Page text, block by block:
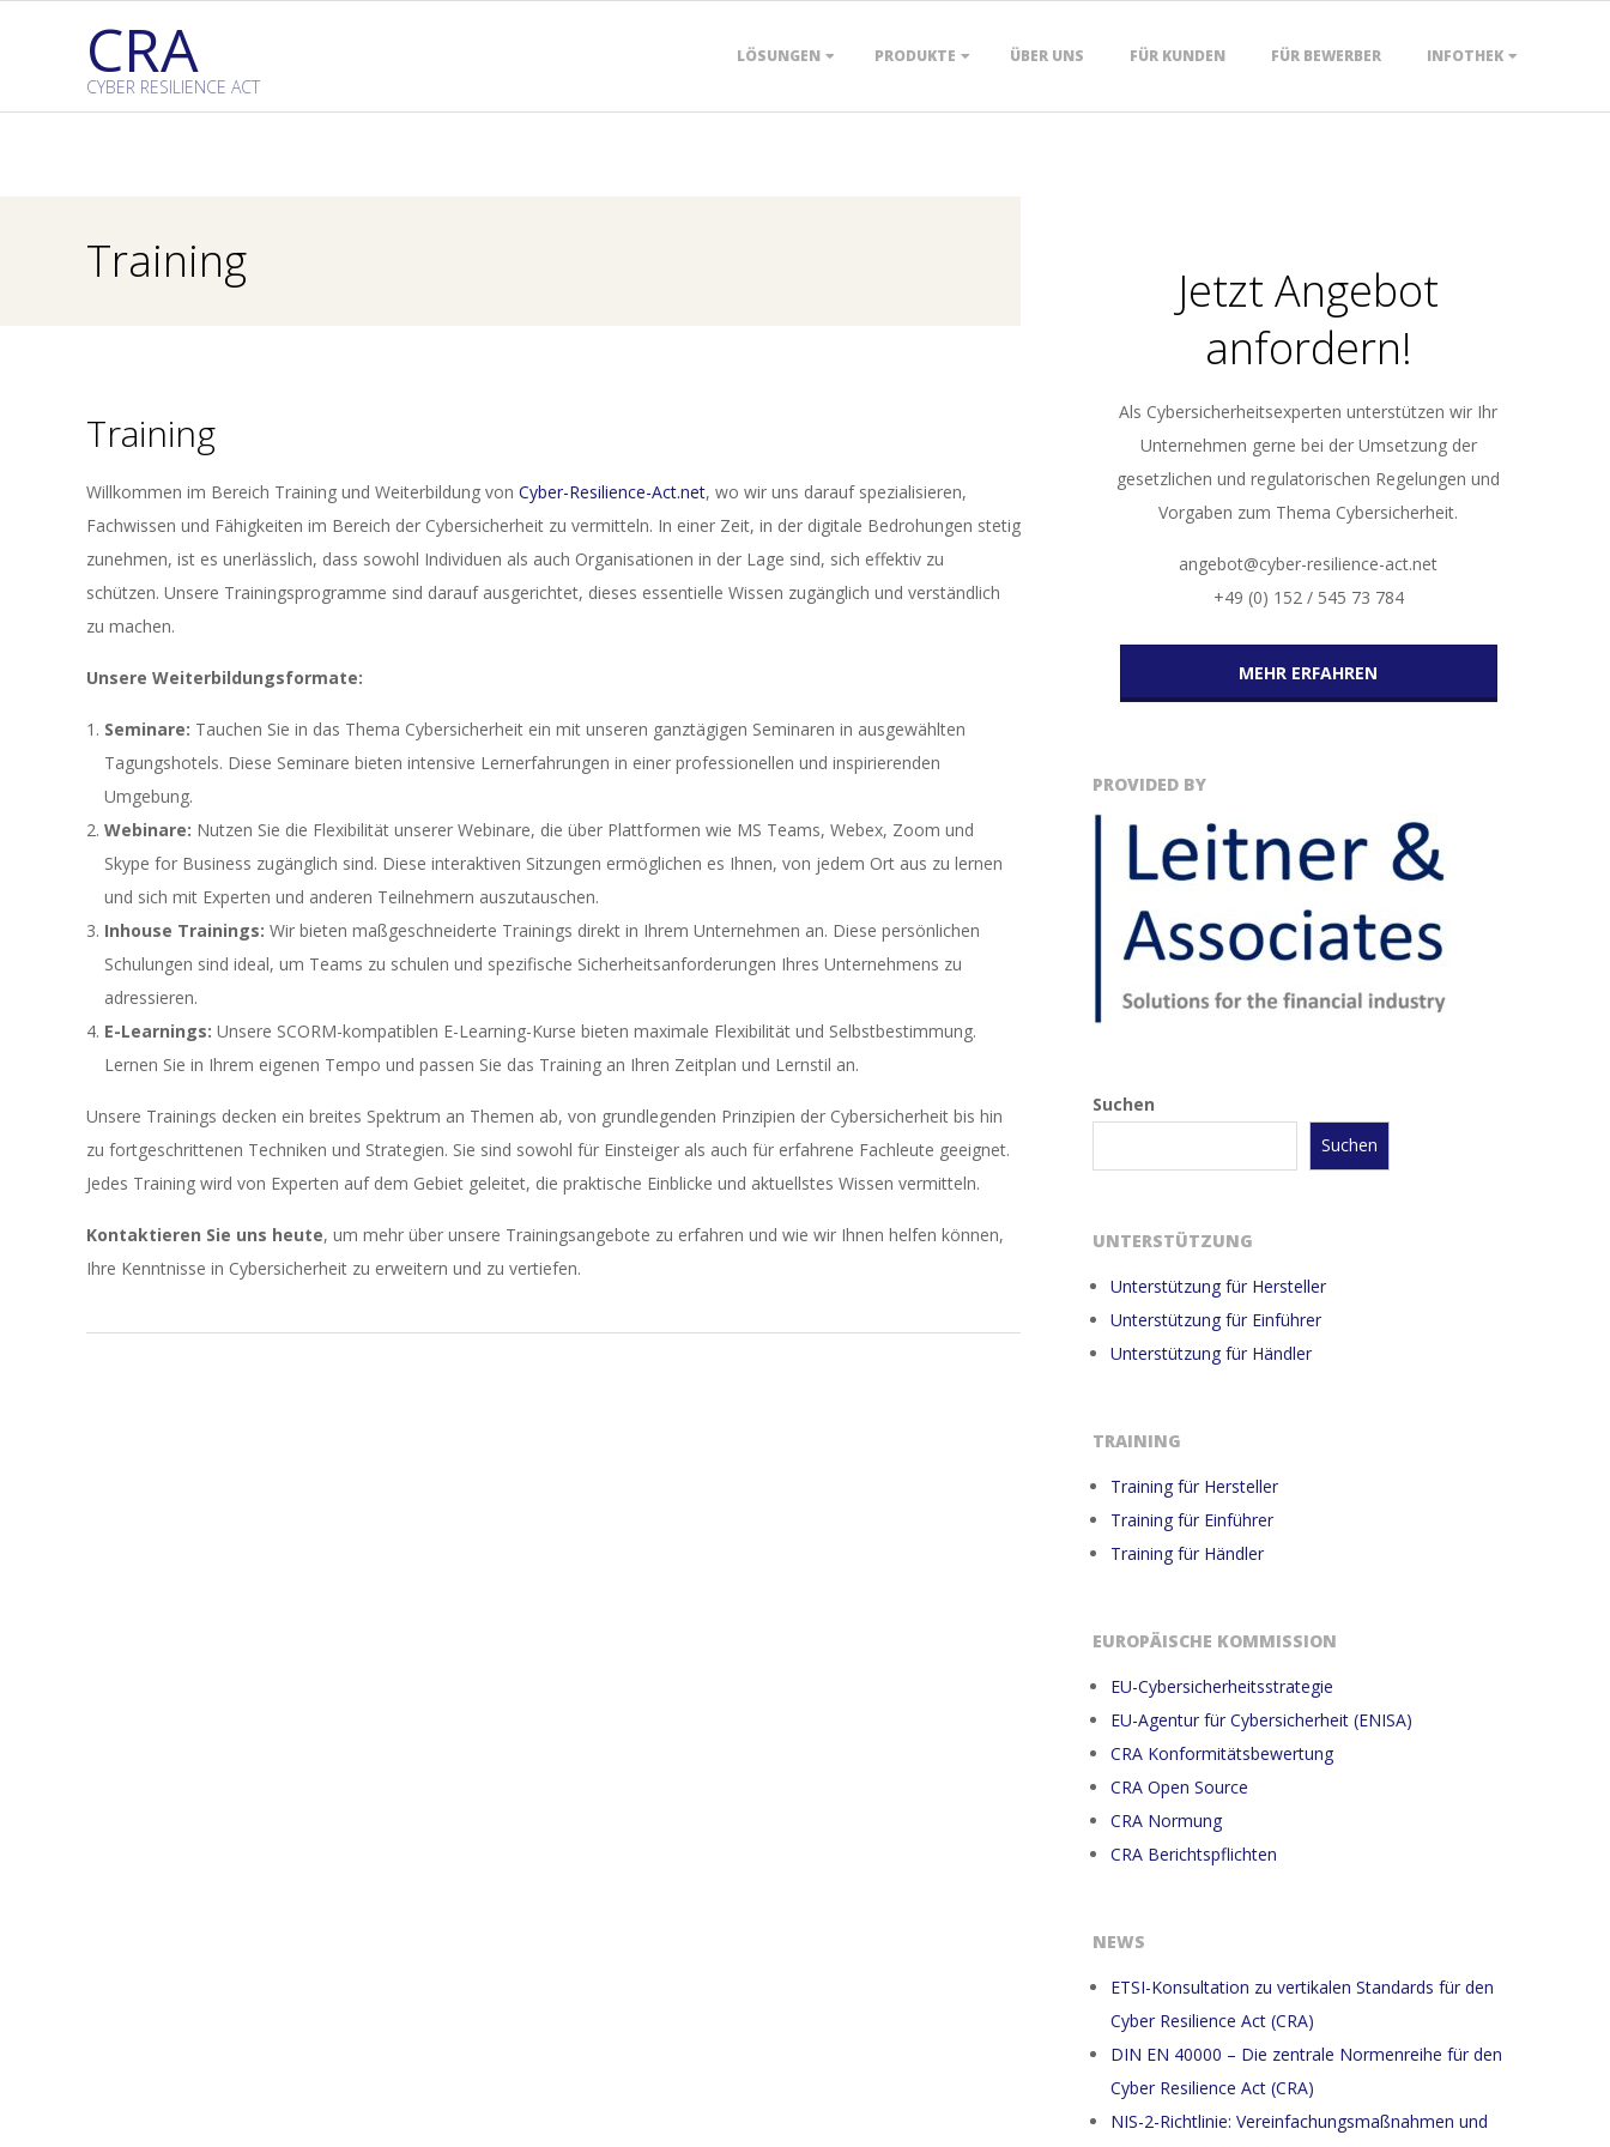
CRA
CYBER RESILIENCE ACT
LÖSUNGEN PRODUKTE ÜBER UNS FÜR KUNDEN FÜR BEWERBER INFOTHEK
Training
Training
Willkommen im Bereich Training und Weiterbildung von Cyber-Resilience-Act.net, wo wir uns darauf spezialisieren,
Fachwissen und Fähigkeiten im Bereich der Cybersicherheit zu vermitteln. In einer Zeit, in der digitale Bedrohungen stetig
zunehmen, ist es unerlässlich, dass sowohl Individuen als auch Organisationen in der Lage sind, sich effektiv zu
schützen. Unsere Trainingsprogramme sind darauf ausgerichtet, dieses essentielle Wissen zugänglich und verständlich
zu machen.
Unsere Weiterbildungsformate:
Seminare: Tauchen Sie in das Thema Cybersicherheit ein mit unseren ganztägigen Seminaren in ausgewählten
Tagungshotels. Diese Seminare bieten intensive Lernerfahrungen in einer professionellen und inspirierenden
Umgebung.
Webinare: Nutzen Sie die Flexibilität unserer Webinare, die über Plattformen wie MS Teams, Webex, Zoom und
Skype for Business zugänglich sind. Diese interaktiven Sitzungen ermöglichen es Ihnen, von jedem Ort aus zu lernen
und sich mit Experten und anderen Teilnehmern auszutauschen.
Inhouse Trainings: Wir bieten maßgeschneiderte Trainings direkt in Ihrem Unternehmen an. Diese persönlichen
Schulungen sind ideal, um Teams zu schulen und spezifische Sicherheitsanforderungen Ihres Unternehmens zu
adressieren.
E-Learnings: Unsere SCORM-kompatiblen E-Learning-Kurse bieten maximale Flexibilität und Selbstbestimmung.
Lernen Sie in Ihrem eigenen Tempo und passen Sie das Training an Ihren Zeitplan und Lernstil an.
Unsere Trainings decken ein breites Spektrum an Themen ab, von grundlegenden Prinzipien der Cybersicherheit bis hin
zu fortgeschrittenen Techniken und Strategien. Sie sind sowohl für Einsteiger als auch für erfahrene Fachleute geeignet.
Jedes Training wird von Experten auf dem Gebiet geleitet, die praktische Einblicke und aktuellstes Wissen vermitteln.
Kontaktieren Sie uns heute, um mehr über unsere Trainingsangebote zu erfahren und wie wir Ihnen helfen können,
Ihre Kenntnisse in Cybersicherheit zu erweitern und zu vertiefen.
Jetzt Angebot
anfordern!
Als Cybersicherheitsexperten unterstützen wir Ihr
Unternehmen gerne bei der Umsetzung der
gesetzlichen und regulatorischen Regelungen und
Vorgaben zum Thema Cybersicherheit.
angebot@cyber-resilience-act.net
+49 (0) 152 / 545 73 784
MEHR ERFAHREN
PROVIDED BY
Suchen
Suchen
UNTERSTÜTZUNG
Unterstützung für Hersteller
Unterstützung für Einführer
Unterstützung für Händler
TRAINING
Training für Hersteller
Training für Einführer
Training für Händler
EUROPÄISCHE KOMMISSION
EU-Cybersicherheitsstrategie
EU-Agentur für Cybersicherheit (ENISA)
CRA Konformitätsbewertung
CRA Open Source
CRA Normung
CRA Berichtspflichten
NEWS
ETSI-Konsultation zu vertikalen Standards für den
Cyber Resilience Act (CRA)
DIN EN 40000 – Die zentrale Normenreihe für den
Cyber Resilience Act (CRA)
NIS-2-Richtlinie: Vereinfachungsmaßnahmen und